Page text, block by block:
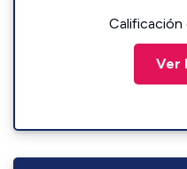
Calificación
Ver